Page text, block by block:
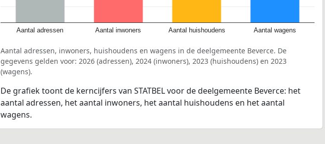
Aantal adressen Aantal inwoners Aantal huishoudens Aantal wagens
Aantal adressen, inwoners, huishoudens en wagens in de deelgemeente Beverce. De
gegevens gelden voor: 2026 (adressen), 2024 (inwoners), 2023 (huishoudens) en 2023
(wagens).
De grafiek toont de kerncijfers van STATBEL voor de deelgemeente Beverce: het
aantal adressen, het aantal inwoners, het aantal huishoudens en het aantal
wagens.